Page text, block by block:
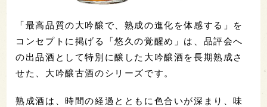
「最高品質の大吟醸で、熟成の進化を体感する」を
コンセプトに掲げる「悠久の覚醒め」は、品評会へ
の出品酒として特別に醸した大吟醸酒を長期熟成さ
せた、大吟醸古酒のシリーズです。
熟成酒は、時間の経過とともに色合いが深まり、味